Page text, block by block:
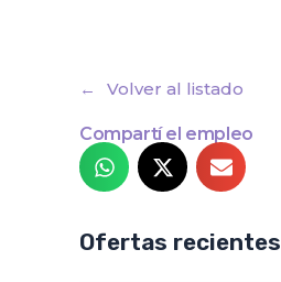
Volver al listado
Compartí el empleo
Ofertas recientes